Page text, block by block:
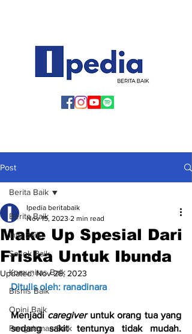
Post
Berita Baik
Info Baik
Sosok Baik
Komunitas Baik
Bisnis Baik
Opini Baik
Pengalaman Baik
Berita Baik
Make Up Spesial Dari
Friska Untuk Ibunda
Ipedia beritabaik
Nov 15, 2023 2 min read
Updated:Nov 28, 2023
Ditulis oleh: ranadinara
Menjadi caregiver untuk orang tua yang
sedang sakit tentunya tidak mudah.